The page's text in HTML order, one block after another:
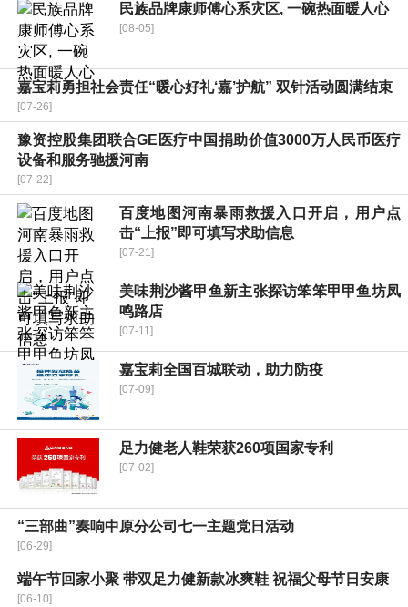
民族品牌康师傅心系灾区, 一碗热面暖人心
[08-05]
嘉宝莉勇担社会责任“暖心好礼‘嘉’护航” 双针活动圆满结束
[07-26]
豫资控股集团联合GE医疗中国捐助价值3000万人民币医疗
设备和服务驰援河南
[07-22]
百度地图河南暴雨救援入口开启，用户点
击“上报”即可填写求助信息
[07-21]
美味荆沙酱甲鱼新主张探访笨笨甲甲鱼坊凤
鸣路店
[07-11]
嘉宝莉全国百城联动，助力防疫
[07-09]
足力健老人鞋荣获260项国家专利
[07-02]
“三部曲”奏响中原分公司七一主题党日活动
[06-29]
端午节回家小聚 带双足力健新款冰爽鞋 祝福父母节日安康
[06-10]